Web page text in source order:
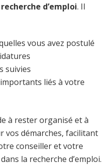
d’emploi. Il
vous avez postulé
suivies
liés à votre
à rester organisé et à
vos démarches, facilitant
conseiller et votre
la recherche d’emploi.